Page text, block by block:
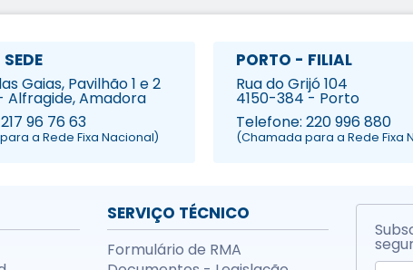
Gaias, Pavilhão 1 e 2
Alfragide, Amadora
96 76 63
a Rede Fixa Nacional)
PORTO - FILIAL
Rua do Grijó 104
4150-384 - Porto
Telefone: 220 996 880
(Chamada para a Rede Fixa
SERVIÇO TÉCNICO
Formulário de RMA